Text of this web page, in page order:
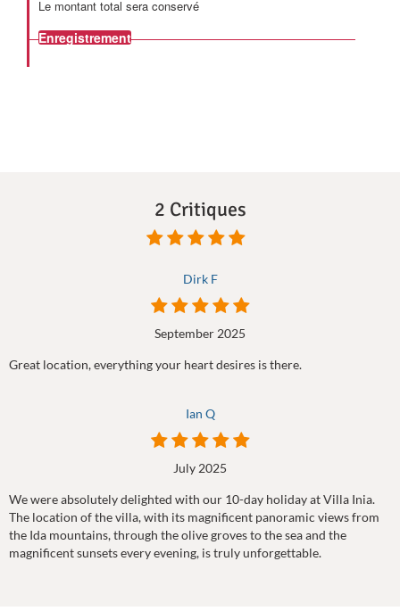
Le montant total sera conservé
Enregistrement
2 Critiques
Dirk F
September 2025
Great location, everything your heart desires is there.
Ian Q
July 2025
We were absolutely delighted with our 10-day holiday at Villa Inia.
The location of the villa, with its magnificent panoramic views from
the Ida mountains, through the olive groves to the sea and the
magnificent sunsets every evening, is truly unforgettable.